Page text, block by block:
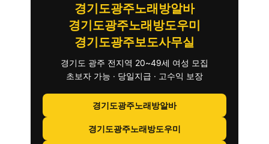
경기도광주노래방알바
경기도광주노래방도우미
경기도광주보도사무실
경기도 광주 전지역 20~49세 여성 모집
초보자 가능 · 당일지급 · 고수익 보장
경기도광주노래방알바
경기도광주노래방도우미